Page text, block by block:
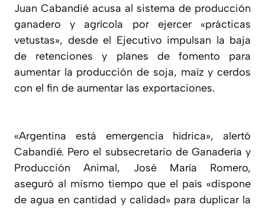
Juan Cabandié acusa al sistema de producción
ganadero y agrícola por ejercer «prácticas
vetustas», desde el Ejecutivo impulsan la baja
de retenciones y planes de fomento para
aumentar la producción de soja, maíz y cerdos
con el fin de aumentar las exportaciones.
«Argentina está emergencia hídrica», alertó
Cabandié. Pero el subsecretario de Ganadería y
Producción Animal, José María Romero,
aseguró al mismo tiempo que el país «dispone
de agua en cantidad y calidad» para duplicar la